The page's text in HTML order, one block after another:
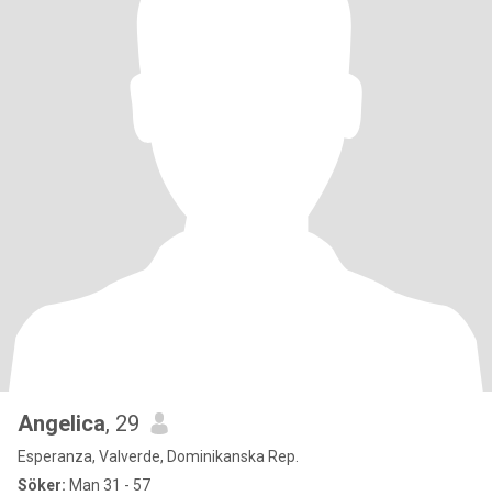
Angelica, 29
Esperanza, Valverde, Dominikanska Rep.
Söker: Man 31 - 57